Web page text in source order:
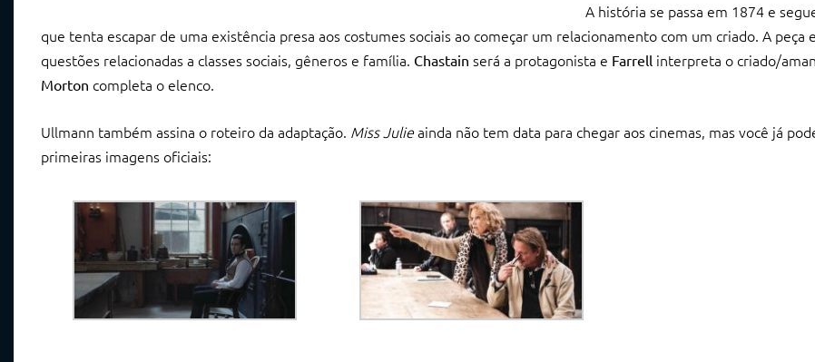
A história se passa em 1874 e
que tenta escapar de uma existência presa aos costumes sociais ao começar um relacionamento com um criado. A peça
questões relacionadas a classes sociais, gêneros e família. Chastain será a protagonista e Farrell interpreta o criado/
Morton completa o elenco.
Ullmann também assina o roteiro da adaptação. Miss Julieainda não tem data para chegar aos cinemas, mas você já
primeiras imagens oficiais: